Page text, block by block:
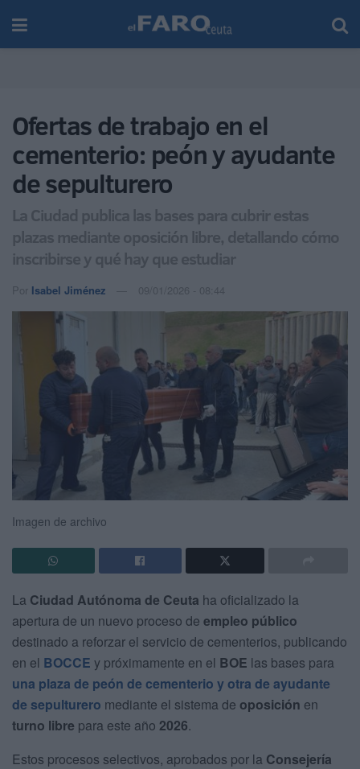
Ofertas de trabajo en el
cementerio: peón y ayudante
de sepulturero
La Ciudad publica las bases para cubrir estas
plazas mediante oposición libre, detallando cómo
inscribirse y qué hay que estudiar
Por Isabel Jiménez 09/01/2026 - 08:44
Imagen de archivo
La Ciudad Autónoma de Ceuta ha oficializado la
apertura de un nuevo proceso de empleo público
destinado a reforzar el servicio de cementerios, publicando
en el BOCCE y próximamente en el BOE las bases para
una plaza de peón de cementerio y otra de ayudante
de sepulturero mediante el sistema de oposición en
turno libre para este año 2026.
Estos procesos selectivos, aprobados por la Consejería